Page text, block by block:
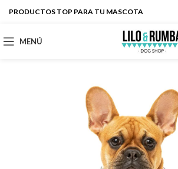
PRODUCTOS TOP PARA TU MASCOTA
MENÚ